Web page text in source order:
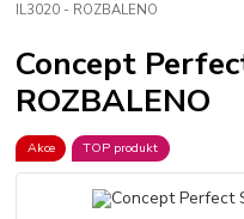
IL3020 - ROZBALENO
Concept
ROZBALENO
Akce TOP produkt